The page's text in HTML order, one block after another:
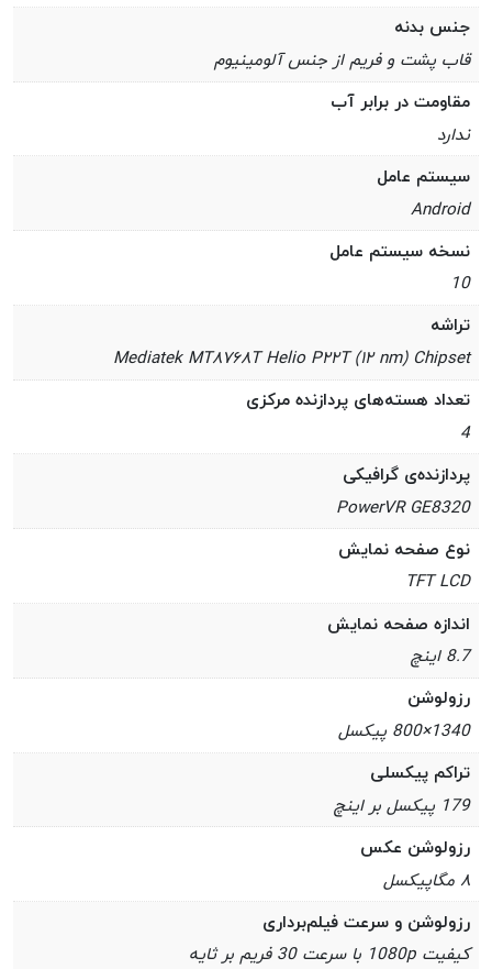
جنس بدنه
قاب پشت و فریم از جنس آلومینیوم
مقاومت در برابر آب
ندارد
سیستم عامل
Android
نسخه سیستم عامل
10
تراشه
Mediatek MT۸۷۶۸T Helio P۲۲T (۱۲ nm) Chipset
تعداد هسته‌های پردازنده مرکزی
4
پردازنده‌ی گرافیکی
PowerVR GE8320
نوع صفحه نمایش
TFT LCD
اندازه صفحه نمایش
8.7 اینچ
رزولوشن
1340×800 پیکسل
تراکم پیکسلی
179 پیکسل بر اینچ
رزولوشن عکس
۸ مگاپیکسل
رزولوشن و سرعت فیلم‌برداری
کیفیت 1080p با سرعت 30 فریم بر ثایه